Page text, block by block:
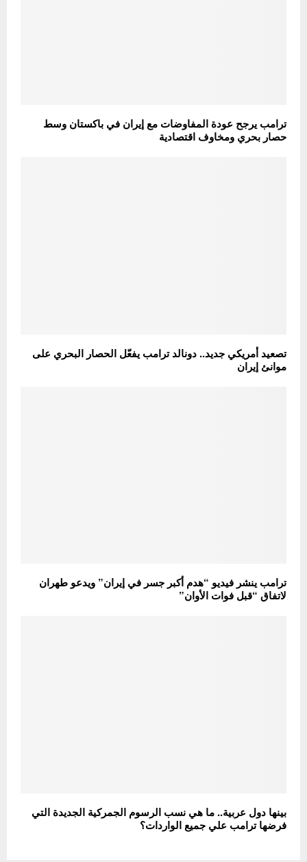
ترامب يرجح عودة المفاوضات مع إيران في باكستان وسط
حصار بحري ومخاوف اقتصادية
تصعيد أمريكي جديد.. دونالد ترامب يفعّل الحصار البحري على
موانئ إيران
ترامب ينشر فيديو “هدم أكبر جسر في إيران” ويدعو طهران
لاتفاق “قبل فوات الأوان”
بينها دول عربية.. ما هي نسب الرسوم الجمركية الجديدة التي
فرضها ترامب علي جميع الواردات؟